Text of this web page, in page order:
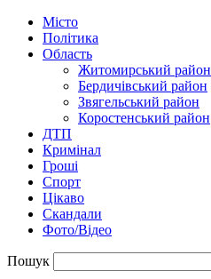
Місто
Політика
Область
Житомирський район
Бердичівський район
Звягельський район
Коростенський район
ДТП
Кримінал
Гроші
Спорт
Цікаво
Скандали
Фото/Відео
Пошук